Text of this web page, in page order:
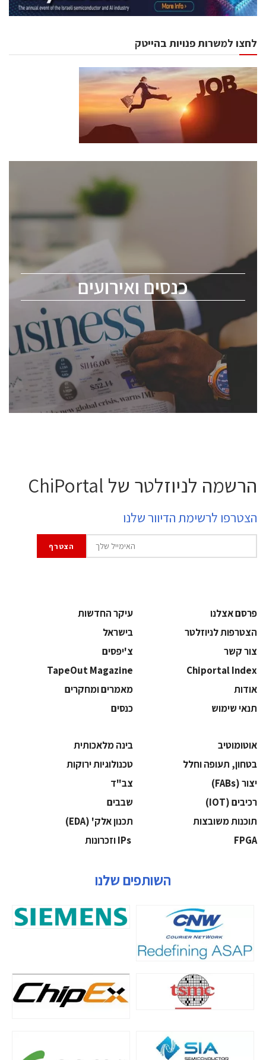
לחצו למשרות פנויות בהייטק
כנסים ואירועים
כנסים ואירועים
לכל העוסקים בתעשיית הסמיקונדקטור כולל מהנדסים,
ChipEx2026 will be held on May 12-13, 2026. The
conference is intended for everyone involved in the
semiconductor industry, including engineers,
professional experts, and senior executives.
לחץ לפרטים
הרשמה לניוזלטר של ChiPortal
הצטרפו לרשימת הדיוור שלנו
פרסם אצלנו
עיקר החדשות
הצטרפות לניוזלטר
בישראל
צור קשר
צ'יפסים
Chiportal Index
TapeOut Magazine
אודות
מאמרים ומחקרים
תנאי שימוש
כנסים
אוטומוטיב
בינה מלאכותית
בטחון, תעופה וחלל
‫טכנולוגיות ירוקות‬
‫יצור (‪(FABs‬‬
‫צב"ד‬
‫רכיבים‬ (IOT)
‫שבבים‬
‫תוכנות משובצות‬
‫תכנון אלק' (‪(EDA‬‬
‫‪FPGA‬‬
השותפים שלנו